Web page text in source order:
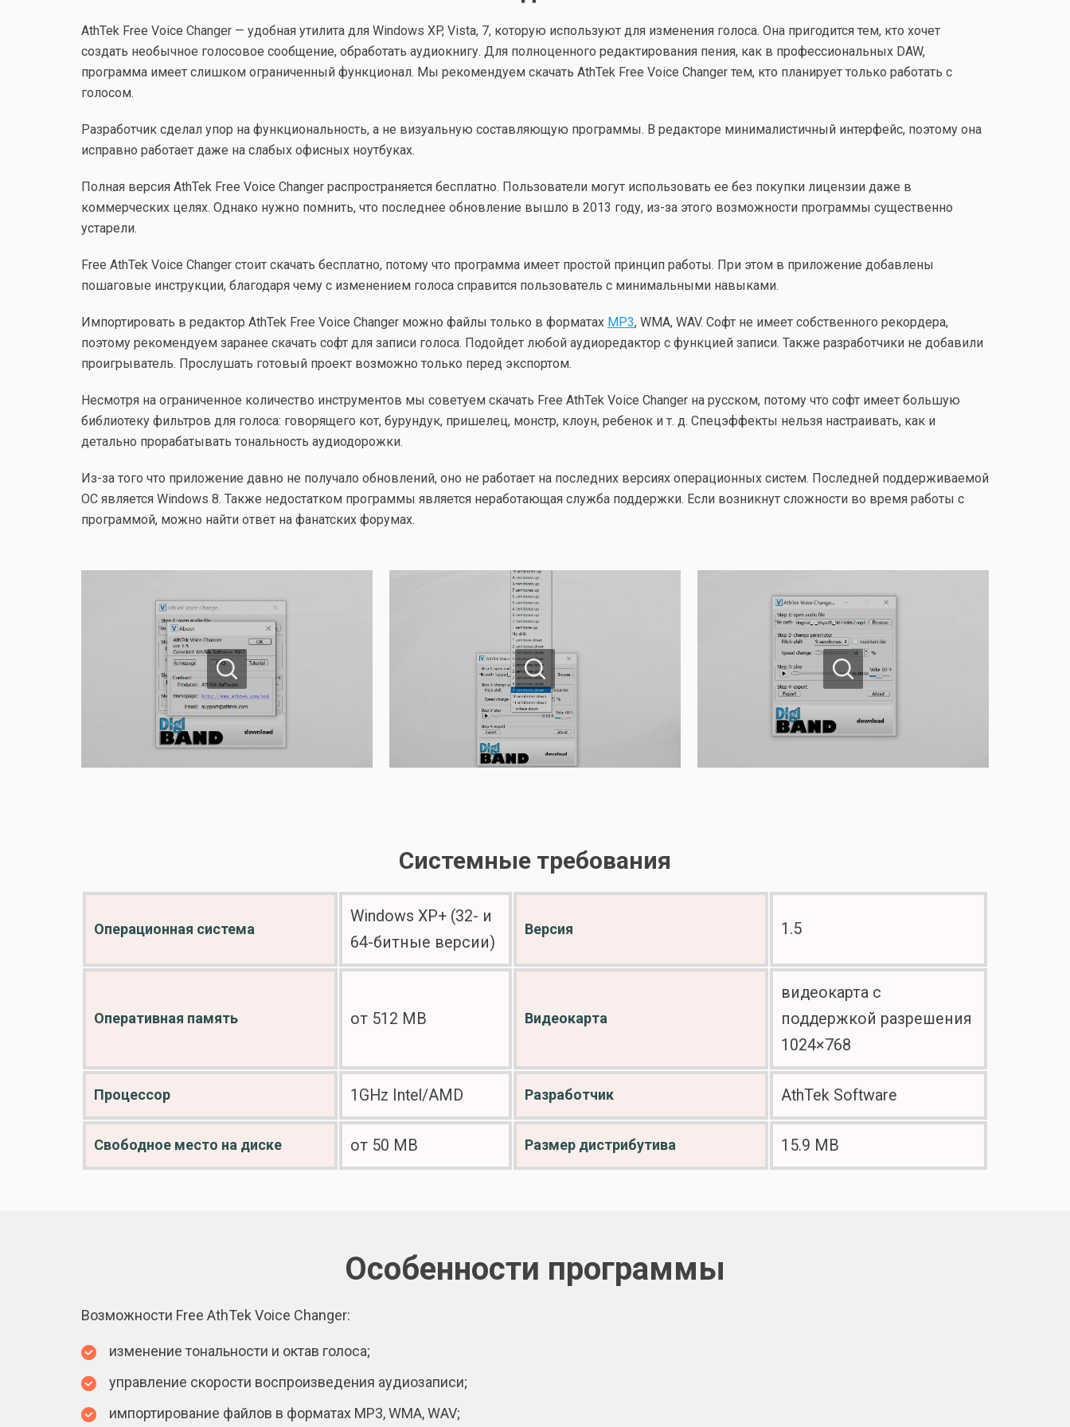
AthTek Free Voice Changer — удобная утилита для Windows XP, Vista, 7, которую используют для изменения голоса. Она пригодится тем, кто хочет
создать необычное голосовое сообщение, обработать аудиокнигу. Для полноценного редактирования пения, как в профессиональных DAW,
программа имеет слишком ограниченный функционал. Мы рекомендуем скачать AthTek Free Voice Changer тем, кто планирует только работать с
голосом.
Разработчик сделал упор на функциональность, а не визуальную составляющую программы. В редакторе минималистичный интерфейс, поэтому она
исправно работает даже на слабых офисных ноутбуках.
Полная версия AthTek Free Voice Changer распространяется бесплатно. Пользователи могут использовать ее без покупки лицензии даже в
коммерческих целях. Однако нужно помнить, что последнее обновление вышло в 2013 году, из-за этого возможности программы существенно
устарели.
Free AthTek Voice Changer стоит скачать бесплатно, потому что программа имеет простой принцип работы. При этом в приложение добавлены
пошаговые инструкции, благодаря чему с изменением голоса справится пользователь с минимальными навыками.
Импортировать в редактор AthTek Free Voice Changer можно файлы только в форматах MP3, WMA, WAV. Софт не имеет собственного рекордера,
поэтому рекомендуем заранее скачать софт для записи голоса. Подойдет любой аудиоредактор с функцией записи. Также разработчики не добавили
проигрыватель. Прослушать готовый проект возможно только перед экспортом.
Несмотря на ограниченное количество инструментов мы советуем скачать Free AthTek Voice Changer на русском, потому что софт имеет большую
библиотеку фильтров для голоса: говорящего кот, бурундук, пришелец, монстр, клоун, ребенок и т. д. Спецэффекты нельзя настраивать, как и
детально прорабатывать тональность аудиодорожки.
Из-за того что приложение давно не получало обновлений, оно не работает на последних версиях операционных систем. Последней поддерживаемой
ОС является Windows 8. Также недостатком программы является неработающая служба поддержки. Если возникнут сложности во время работы с
программой, можно найти ответ на фанатских форумах.
Системные требования
Операционная система
Windows ХР+ (32- и
64-битные версии)
Версия 1.5
Оперативная память от 512 MB Видеокарта
видеокарта с
поддержкой разрешения
1024×768
Процессор 1GHz Intel/AMD Разработчик AthTek Software
Свободное место на диске от 50 МВ Размер дистрибутива 15.9 MB
Особенности программы
Возможности Free AthTek Voice Changer:
изменение тональности и октав голоса;
управление скорости воспроизведения аудиозаписи;
импортирование файлов в форматах MP3, WMA, WAV;